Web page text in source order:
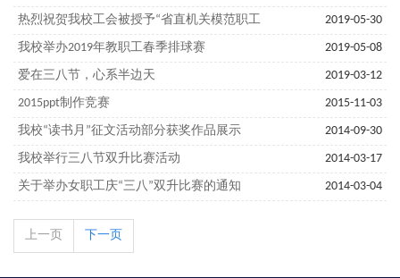
前培训班
热烈祝贺我校工会被授予“省直机关模范职工
之家”称号
2019-05-30
我校举办2019年教职工春季排球赛 2019-05-08
爱在三八节，心系半边天 2019-03-12
2015ppt制作竞赛 2015-11-03
我校“读书月”征文活动部分获奖作品展示 2014-09-30
我校举行三八节双升比赛活动 2014-03-17
关于举办女职工庆“三八”双升比赛的通知 2014-03-04
上一页 下一页